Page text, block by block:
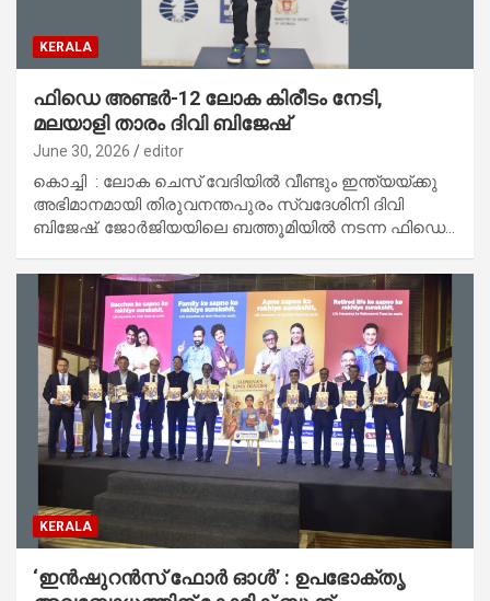
KERALA
ഫിഡെ അണ്ടര്‍-12 ലോക കിരീടം നേടി,
മലയാളി താരം ദിവി ബിജേഷ്
June 30, 2026 editor
കൊച്ചി : ലോക ചെസ് വേദിയില്‍ വീണ്ടും ഇന്ത്യയ്ക്കു
അഭിമാനമായി തിരുവനന്തപുരം സ്വദേശിനി ദിവി
ബിജേഷ്. ജോര്‍ജിയയിലെ ബത്തൂമിയില്‍ നടന്ന ഫിഡെ…
KERALA
‘ഇൻഷുറൻസ് ഫോർ ഓൾ’ : ഉപഭോക്തൃ